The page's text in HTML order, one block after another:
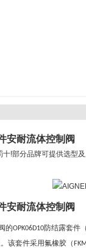
安耐流体控制阀
!部分品牌可提供选型
安耐流体控制阀
的OPK06D10防结露套件（
该套件采用氟橡胶（ FKM